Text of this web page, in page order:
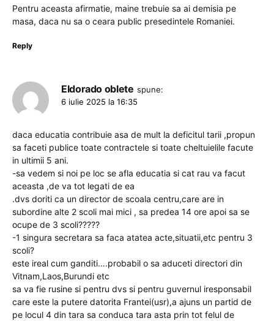
Pentru aceasta afirmatie, maine trebuie sa ai demisia pe
masa, daca nu sa o ceara public presedintele Romaniei.
Reply
Eldorado oblete spune:
6 iulie 2025 la 16:35
daca educatia contribuie asa de mult la deficitul tarii ,propun
sa faceti publice toate contractele si toate cheltuielile facute
in ultimii 5 ani.
-sa vedem si noi pe loc se afla educatia si cat rau va facut
aceasta ,de va tot legati de ea
.dvs doriti ca un director de scoala centru,care are in
subordine alte 2 scoli mai mici , sa predea 14 ore apoi sa se
ocupe de 3 scoli?????
-1 singura secretara sa faca atatea acte,situatii,etc pentru 3
scoli?
este ireal cum ganditi….probabil o sa aduceti directori din
Vitnam,Laos,Burundi etc
sa va fie rusine si pentru dvs si pentru guvernul iresponsabil
care este la putere datorita Frantei(usr),a ajuns un partid de
pe locul 4 din tara sa conduca tara asta prin tot felul de